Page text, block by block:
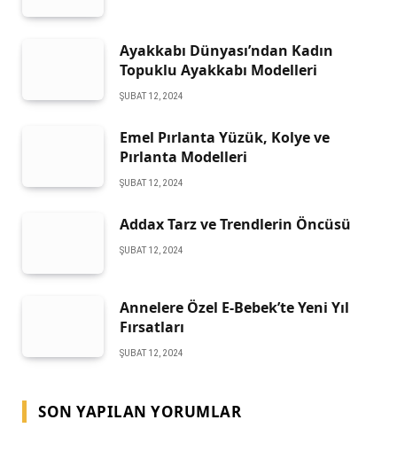
Ayakkabı Dünyası’ndan Kadın
Topuklu Ayakkabı Modelleri
ŞUBAT 12, 2024
Emel Pırlanta Yüzük, Kolye ve
Pırlanta Modelleri
ŞUBAT 12, 2024
Addax Tarz ve Trendlerin Öncüsü
ŞUBAT 12, 2024
Annelere Özel E-Bebek’te Yeni Yıl
Fırsatları
ŞUBAT 12, 2024
SON YAPILAN YORUMLAR